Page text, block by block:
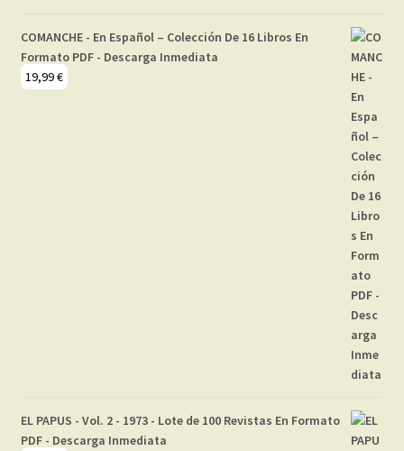
COMANCHE - En Español – Colección De 16 Libros En
Formato PDF - Descarga Inmediata
19,99€
EL PAPUS - Vol. 2 - 1973 - Lote de 100 Revistas En Formato
PDF - Descarga Inmediata